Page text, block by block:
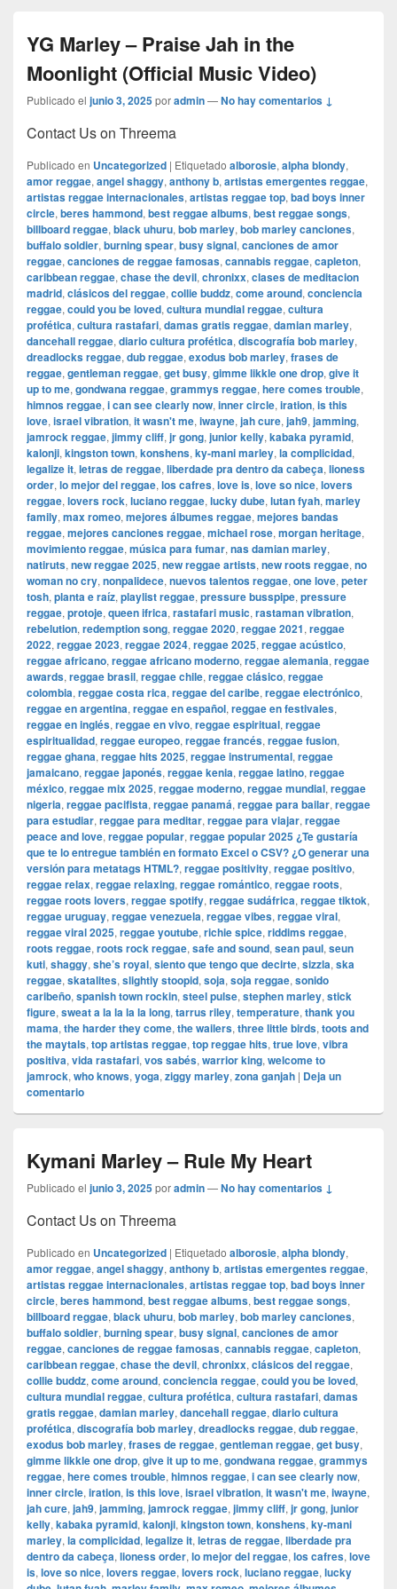
YG Marley – Praise Jah in the
Moonlight (Official Music Video)
Publicado el junio 3, 2025poradmin—No hay comentarios ↓
Contact Us on Threema
Publicado en Uncategorized | Etiquetado alborosie, alpha blondy,
amor reggae, angel shaggy, anthony b, artistas emergentes reggae,
artistas reggae internacionales, artistas reggae top, bad boys inner
circle, beres hammond, best reggae albums, best reggae songs,
billboard reggae, black uhuru, bob marley, bob marley canciones,
buffalo soldier, burning spear, busy signal, canciones de amor
reggae, canciones de reggae famosas, cannabis reggae, capleton,
caribbean reggae, chase the devil, chronixx, clases de meditacion
madrid, clásicos del reggae, collie buddz, come around, conciencia
reggae, could you be loved, cultura mundial reggae, cultura
profética, cultura rastafari, damas gratis reggae, damian marley,
dancehall reggae, diario cultura profética, discografía bob marley,
dreadlocks reggae, dub reggae, exodus bob marley, frases de
reggae, gentleman reggae, get busy, gimme likkle one drop, give it
up to me, gondwana reggae, grammys reggae, here comes trouble,
himnos reggae, i can see clearly now, inner circle, iration, is this
love, israel vibration, it wasn't me, iwayne, jah cure, jah9, jamming,
jamrock reggae, jimmy cliff, jr gong, junior kelly, kabaka pyramid,
kalonji, kingston town, konshens, ky-mani marley, la complicidad,
legalize it, letras de reggae, liberdade pra dentro da cabeça, lioness
order, lo mejor del reggae, los cafres, love is, love so nice, lovers
reggae, lovers rock, luciano reggae, lucky dube, lutan fyah, marley
family, max romeo, mejores álbumes reggae, mejores bandas
reggae, mejores canciones reggae, michael rose, morgan heritage,
movimiento reggae, música para fumar, nas damian marley,
natiruts, new reggae 2025, new reggae artists, new roots reggae, no
woman no cry, nonpalidece, nuevos talentos reggae, one love, peter
tosh, planta e raíz, playlist reggae, pressure busspipe, pressure
reggae, protoje, queen ifrica, rastafari music, rastaman vibration,
rebelution, redemption song, reggae 2020, reggae 2021, reggae
2022, reggae 2023, reggae 2024, reggae 2025, reggae acústico,
reggae africano, reggae africano moderno, reggae alemania, reggae
awards, reggae brasil, reggae chile, reggae clásico, reggae
colombia, reggae costa rica, reggae del caribe, reggae electrónico,
reggae en argentina, reggae en español, reggae en festivales,
reggae en inglés, reggae en vivo, reggae espiritual, reggae
espiritualidad, reggae europeo, reggae francés, reggae fusion,
reggae ghana, reggae hits 2025, reggae instrumental, reggae
jamaicano, reggae japonés, reggae kenia, reggae latino, reggae
méxico, reggae mix 2025, reggae moderno, reggae mundial, reggae
nigeria, reggae pacifista, reggae panamá, reggae para bailar, reggae
para estudiar, reggae para meditar, reggae para viajar, reggae
peace and love, reggae popular, reggae popular 2025 ¿Te gustaría
que te lo entregue también en formato Excel o CSV? ¿O generar una
versión para metatags HTML?, reggae positivity, reggae positivo,
reggae relax, reggae relaxing, reggae romántico, reggae roots,
reggae roots lovers, reggae spotify, reggae sudáfrica, reggae tiktok,
reggae uruguay, reggae venezuela, reggae vibes, reggae viral,
reggae viral 2025, reggae youtube, richie spice, riddims reggae,
roots reggae, roots rock reggae, safe and sound, sean paul, seun
kuti, shaggy, she’s royal, siento que tengo que decirte, sizzla, ska
reggae, skatalites, slightly stoopid, soja, soja reggae, sonido
caribeño, spanish town rockin, steel pulse, stephen marley, stick
figure, sweat a la la la la long, tarrus riley, temperature, thank you
mama, the harder they come, the wailers, three little birds, toots and
the maytals, top artistas reggae, top reggae hits, true love, vibra
positiva, vida rastafari, vos sabés, warrior king, welcome to
jamrock, who knows, yoga, ziggy marley, zona ganjah | Deja un
comentario
Kymani Marley – Rule My Heart
Publicado el junio 3, 2025poradmin—No hay comentarios ↓
Contact Us on Threema
Publicado en Uncategorized | Etiquetado alborosie, alpha blondy,
amor reggae, angel shaggy, anthony b, artistas emergentes reggae,
artistas reggae internacionales, artistas reggae top, bad boys inner
circle, beres hammond, best reggae albums, best reggae songs,
billboard reggae, black uhuru, bob marley, bob marley canciones,
buffalo soldier, burning spear, busy signal, canciones de amor
reggae, canciones de reggae famosas, cannabis reggae, capleton,
caribbean reggae, chase the devil, chronixx, clásicos del reggae,
collie buddz, come around, conciencia reggae, could you be loved,
cultura mundial reggae, cultura profética, cultura rastafari, damas
gratis reggae, damian marley, dancehall reggae, diario cultura
profética, discografía bob marley, dreadlocks reggae, dub reggae,
exodus bob marley, frases de reggae, gentleman reggae, get busy,
gimme likkle one drop, give it up to me, gondwana reggae, grammys
reggae, here comes trouble, himnos reggae, i can see clearly now,
inner circle, iration, is this love, israel vibration, it wasn't me, iwayne,
jah cure, jah9, jamming, jamrock reggae, jimmy cliff, jr gong, junior
kelly, kabaka pyramid, kalonji, kingston town, konshens, ky-mani
marley, la complicidad, legalize it, letras de reggae, liberdade pra
dentro da cabeça, lioness order, lo mejor del reggae, los cafres, love
is, love so nice, lovers reggae, lovers rock, luciano reggae, lucky